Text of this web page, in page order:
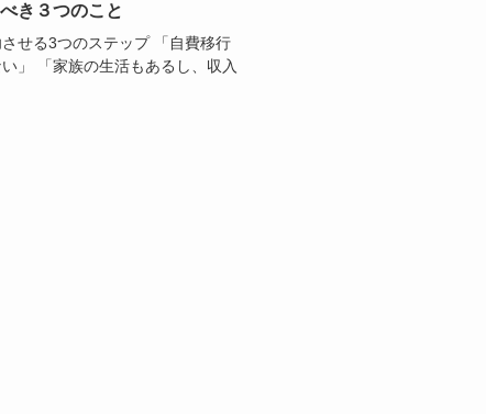
き３つのこと
せる3つのステップ 「自費移行
」 「家族の生活もあるし、収入